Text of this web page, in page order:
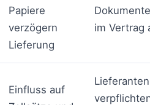
Papiere
verzögern
Lieferung
im Vertrag
Einfluss auf
Lieferanten